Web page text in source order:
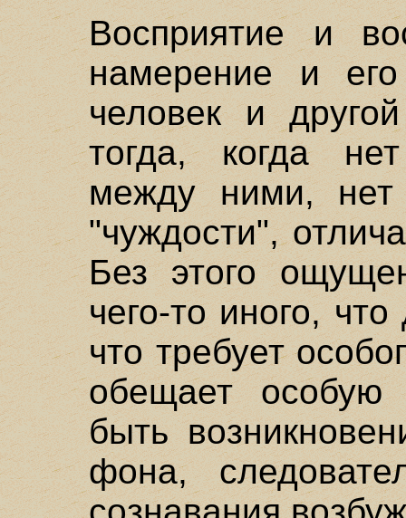
Восприятие и
намерение и
человек и
тогда, когда
между ними, нет
"чуждости",
Без этого
чего-то иного,
что требует
обещает
быть
фона,